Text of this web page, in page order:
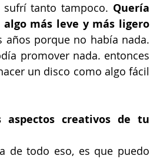
tanto tampoco. Quería
más leve y más ligero
años porque no había nada.
promover nada. entonces
un disco como algo fácil
creativos de tu
de todo eso, es que puedo